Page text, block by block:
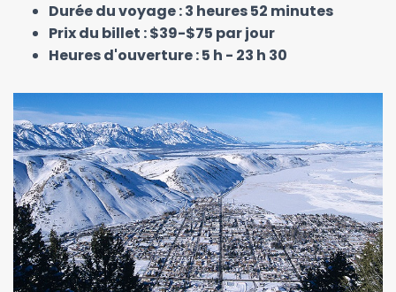
Durée du voyage : 3 heures 52 minutes
Prix du billet : $39-$75 par jour
Heures d'ouverture : 5 h - 23 h 30